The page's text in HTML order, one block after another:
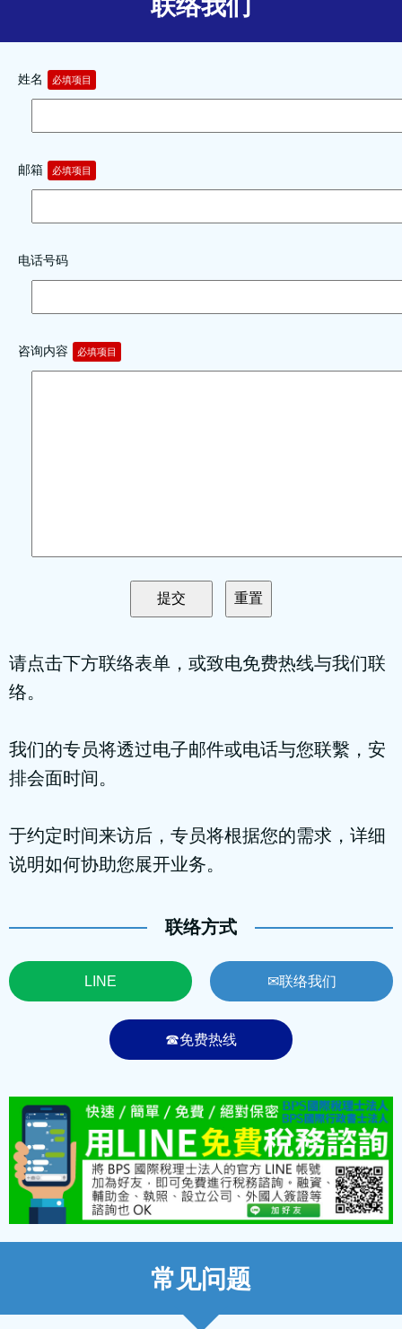
联络我们
姓名 必填项目
邮箱 必填项目
电话号码
咨询内容 必填项目
请点击下方联络表单，或致电免费热线与我们联
络。
我们的专员将透过电子邮件或电话与您联繫，安
排会面时间。
于约定时间来访后，专员将根据您的需求，详细
说明如何协助您展开业务。
联络方式
LINE ✉联络我们
☎免费热线
常见问题